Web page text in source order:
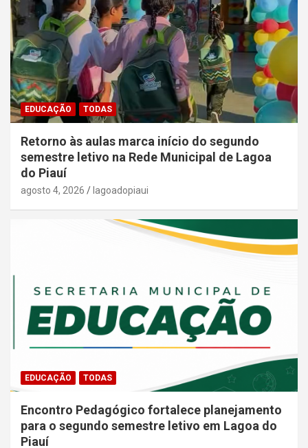
EDUCAÇÃO TODAS
Retorno às aulas marca início do segundo
semestre letivo na Rede Municipal de Lagoa
do Piauí
agosto 4, 2026 lagoadopiaui
EDUCAÇÃO TODAS
Encontro Pedagógico fortalece planejamento
para o segundo semestre letivo em Lagoa do
Piauí